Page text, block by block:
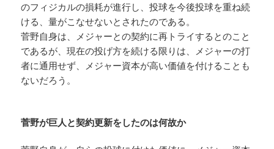
のフィジカルの損耗が進行し、投球を今後投球を重ね続
ける、量がこなせないとされたのである。
菅野自身は、メジャーとの契約に再トライするとのこと
であるが、現在の投げ方を続ける限りは、メジャーの打
者に通用せず、メジャー資本が高い価値を付けることも
ないだろう。
菅野が巨人と契約更新をしたのは何故か